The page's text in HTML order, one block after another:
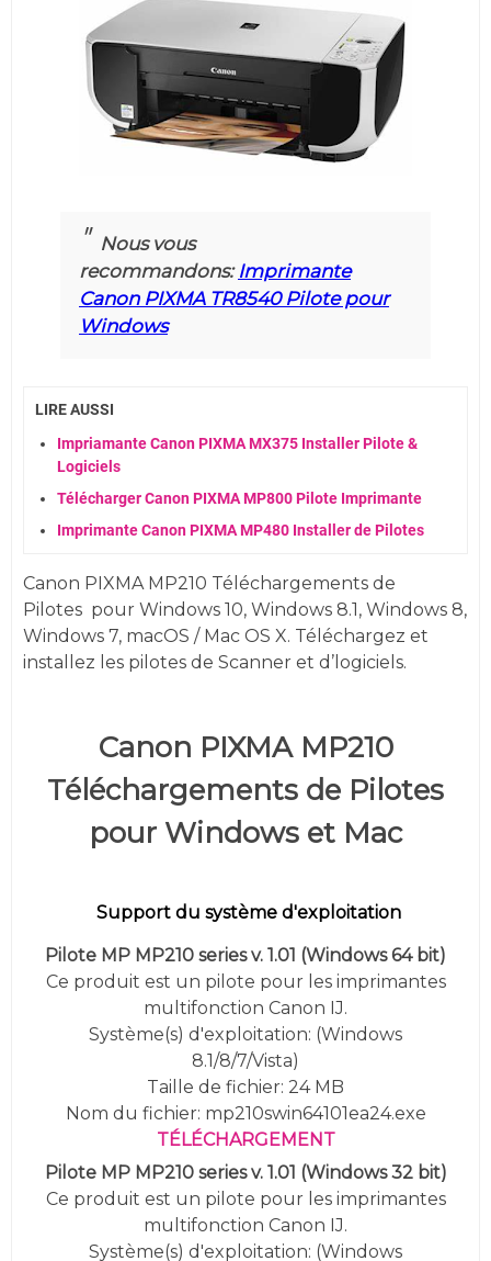
Nous vous
recommandons: Imprimante
Canon PIXMA TR8540 Pilote pour
Windows
LIRE AUSSI
Impriamante Canon PIXMA MX375 Installer Pilote &
Logiciels
Télécharger Canon PIXMA MP800 Pilote Imprimante
Imprimante Canon PIXMA MP480 Installer de Pilotes
Canon PIXMA MP210 Téléchargements de
Pilotes pour Windows 10, Windows 8.1, Windows 8,
Windows 7, macOS / Mac OS X. Téléchargez et
installez les pilotes de Scanner et d’logiciels.
Canon PIXMA MP210
Téléchargements de Pilotes
pour Windows et Mac
Support du système d'exploitation
Pilote MP MP210 series v. 1.01 (Windows 64 bit)
Ce produit est un pilote pour les imprimantes
multifonction Canon IJ.
Système(s) d'exploitation: (Windows
8.1/8/7/Vista)
Taille de fichier: 24 MB
Nom du fichier: mp210swin64101ea24.exe
TÉLÉCHARGEMENT
Pilote MP MP210 series v. 1.01 (Windows 32 bit)
Ce produit est un pilote pour les imprimantes
multifonction Canon IJ.
Système(s) d'exploitation: (Windows